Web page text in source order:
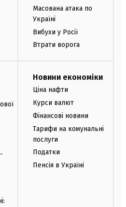
Масована атака по
Україні
Вибухи у Росії
Втрати ворога
Новини економіки
Ціна нафти
Курси валют
Фінансові новини
Тарифи на комунальні
послуги
Податки
Пенсія в Україні